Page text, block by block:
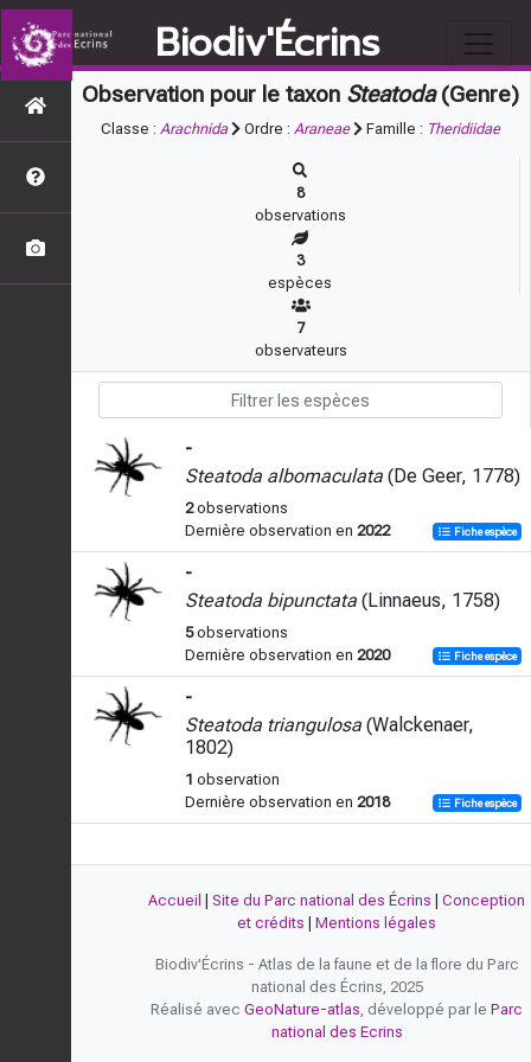
Biodiv'Écrins
Observation pour le taxon Steatoda(Genre)
Classe : Arachnida Ordre : Araneae Famille : Theridiidae
8
observations
3
espèces
7
observateurs
-
Steatoda albomaculata (De Geer, 1778)
2observations
Dernière observation en 2022 Fiche espèce
-
Steatoda bipunctata (Linnaeus, 1758)
5observations
Dernière observation en 2020 Fiche espèce
-
Steatoda triangulosa (Walckenaer,
1802)
1 observation
Dernière observation en 2018 Fiche espèce
Accueil Site du Parc national des Écrins
Conception
et crédits
Mentions légales
Biodiv'Écrins - Atlas de la faune et de la flore du Parc
national des Écrins, 2025
Réalisé avec GeoNature-atlas, développé par le Parc
national des Ecrins